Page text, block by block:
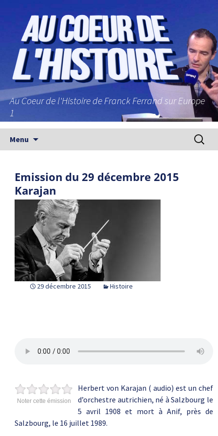
Au Coeur de l'Histoire de Franck Ferrand sur Europe
1
Menu
Emission du 29 décembre 2015
Karajan
29 décembre 2015 Histoire
Noter cette émission
Herbert von Karajan ( audio) est un chef
d’orchestre autrichien, né à Salzbourg le
5 avril 1908 et mort à Anif, près de
Salzbourg, le 16 juillet 1989.